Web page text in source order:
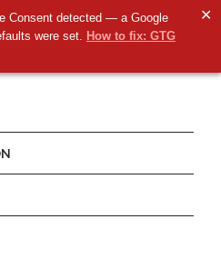
Consent detected — a Google
were set. How to fix: GTG
✕